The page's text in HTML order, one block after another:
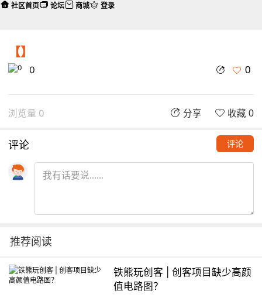
【】
0 0
浏览量 0 分享 收藏 0
评论 评论
推荐阅读
铁熊玩创客 | 创客项目缺少高颜
值电路图？
社区首页 论坛 商城 登录